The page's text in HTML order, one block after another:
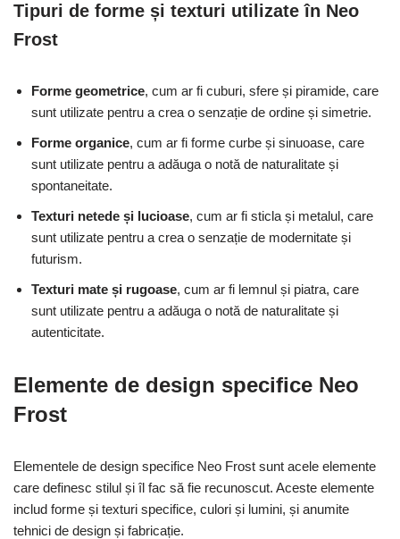
Tipuri de forme și texturi utilizate în Neo
Frost
Forme geometrice, cum ar fi cuburi, sfere și piramide, care
sunt utilizate pentru a crea o senzație de ordine și simetrie.
Forme organice, cum ar fi forme curbe și sinuoase, care
sunt utilizate pentru a adăuga o notă de naturalitate și
spontaneitate.
Texturi netede și lucioase, cum ar fi sticla și metalul, care
sunt utilizate pentru a crea o senzație de modernitate și
futurism.
Texturi mate și rugoase, cum ar fi lemnul și piatra, care
sunt utilizate pentru a adăuga o notă de naturalitate și
autenticitate.
Elemente de design specifice Neo
Frost
Elementele de design specifice Neo Frost sunt acele elemente
care definesc stilul și îl fac să fie recunoscut. Aceste elemente
includ forme și texturi specifice, culori și lumini, și anumite
tehnici de design și fabricație.